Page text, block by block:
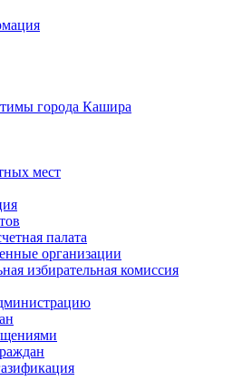
города Кашира
мест
палата
организации
избирательная комиссия